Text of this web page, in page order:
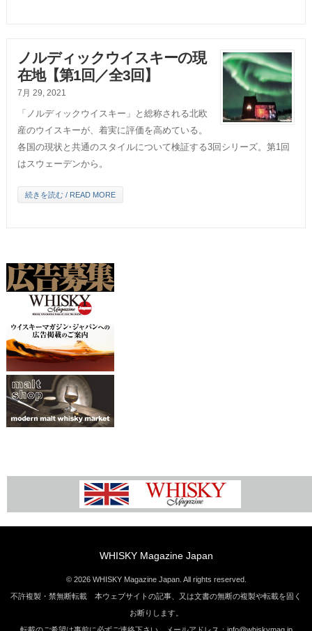
ノルディックウイスキーの現
在地【第1回／全3回】
7月 29, 2021
「ノルディックウイスキー」と総称される北欧
産のウイスキーが、着実に評価を高めている。
各国の現状と共通のスタイルについて検証する3回シリーズ。第1回
はスウェーデンから。
続きを読む / READ MORE
WHISKY Magazine Japan
© 2026 WHISKY Magazine Japan. All rights reserved.
不許複製・禁無断転載 本ウェブサイトの記事、又は文書の無断の複製や転載を固く
お断りします。